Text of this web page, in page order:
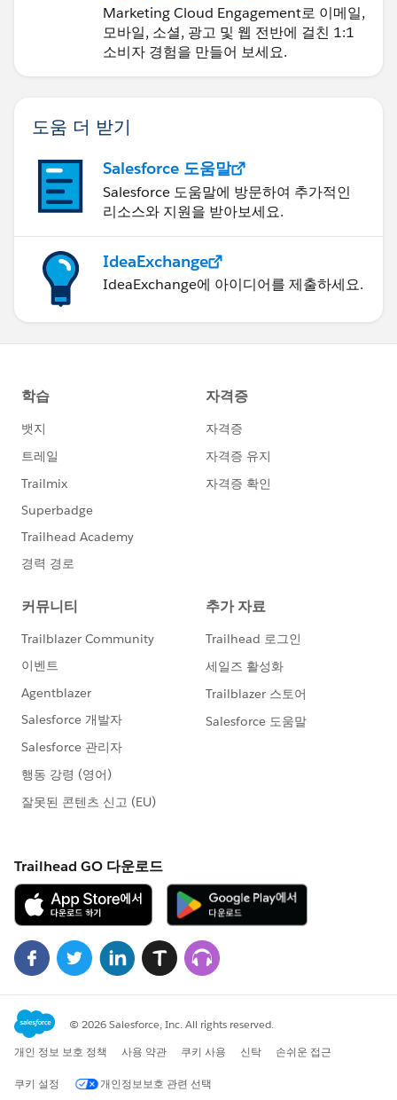
Marketing Cloud Engagement로 이메일,
모바일, 소셜, 광고 및 웹 전반에 걸친 1:1
소비자 경험을 만들어 보세요.
도움 더 받기
Salesforce 도움말
Salesforce 도움말에 방문하여 추가적인
리소스와 지원을 받아보세요.
IdeaExchange
IdeaExchange에 아이디어를 제출하세요.